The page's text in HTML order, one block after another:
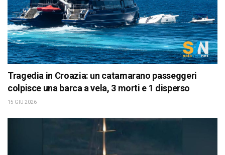
Tragedia in Croazia: un catamarano passeggeri
colpisce una barca a vela, 3 morti e 1 disperso
15 GIU 2026